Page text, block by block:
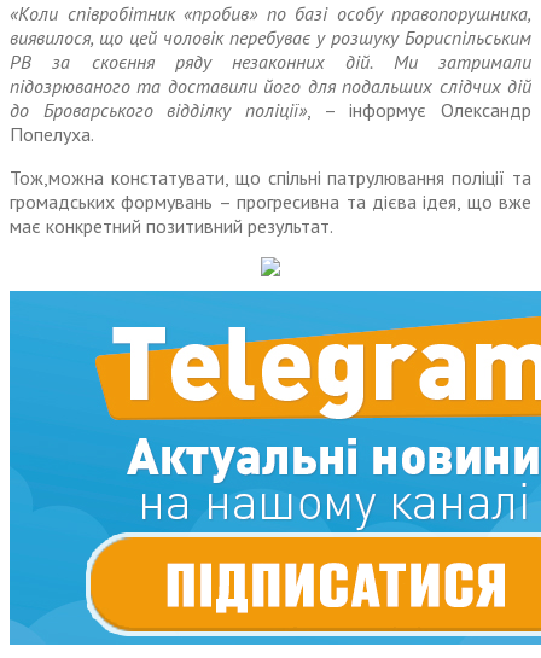
«Коли співробітник «пробив» по базі особу правопорушника,
виявилося, що цей чоловік перебуває у розшуку Бориспільським
РВ за скоєння ряду незаконних дій. Ми затримали
підозрюваного та доставили його для подальших слідчих дій
до Броварського відділку поліції», – інформує Олександр
Попелуха.
Тож,можна констатувати, що спільні патрулювання поліції та
громадських формувань – прогресивна та дієва ідея, що вже
має конкретний позитивний результат.